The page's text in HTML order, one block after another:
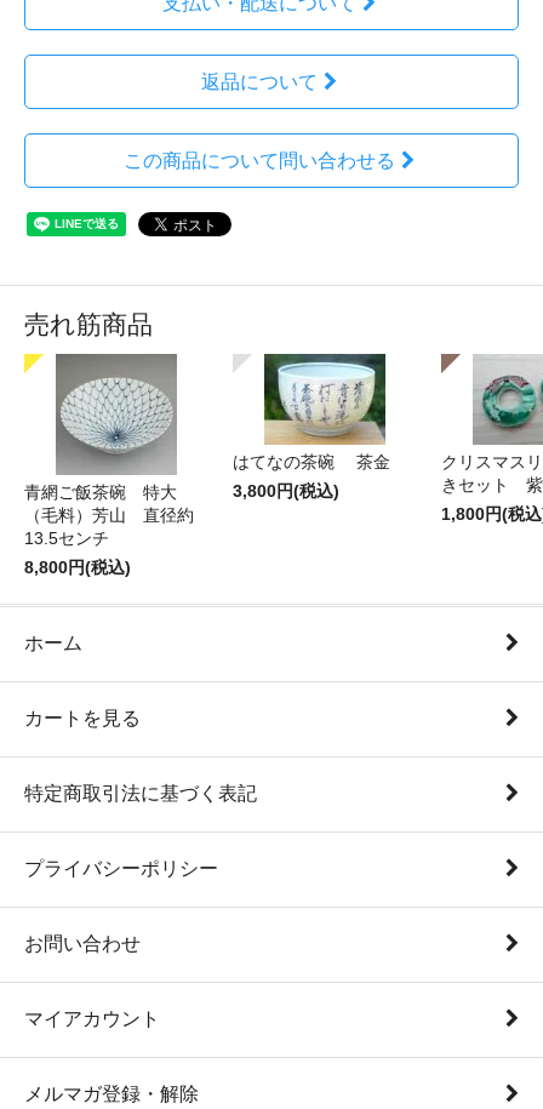
返品について
この商品について問い合わせる
売れ筋商品
青網ご飯茶碗 特大
（毛料）芳山 直径約
13.5センチ
8,800円(税込)
はてなの茶碗 茶金
3,800円(税込)
クリスマス
きセット
1,800円(税
ホーム
カートを見る
特定商取引法に基づく表記
プライバシーポリシー
お問い合わせ
マイアカウント
メルマガ登録・解除